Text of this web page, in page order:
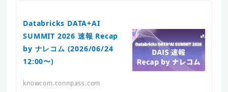
Databricks DATA+AI
SUMMIT 2026 速報 Recap
by ナレコム (2026/06/24
12:00〜)
knowcom.connpass.com